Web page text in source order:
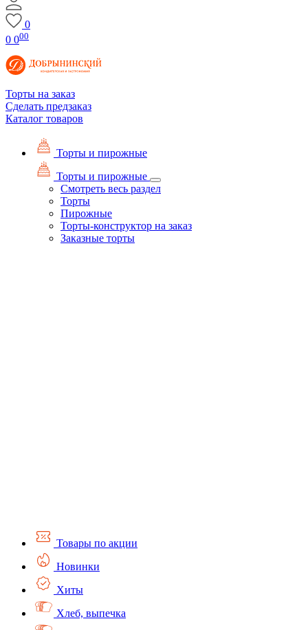
0
0 000
Торты на заказ
Сделать предзаказ
Каталог товаров
Торты и пирожные
Торты и пирожные
Смотреть весь раздел
Торты
Пирожные
Торты-конструктор на заказ
Заказные торты
Товары по акции
Новинки
Хиты
Хлеб, выпечка